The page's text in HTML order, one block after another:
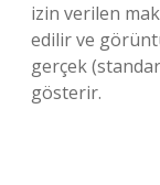
izin verilen
edilir ve
gerçek
gösterir.